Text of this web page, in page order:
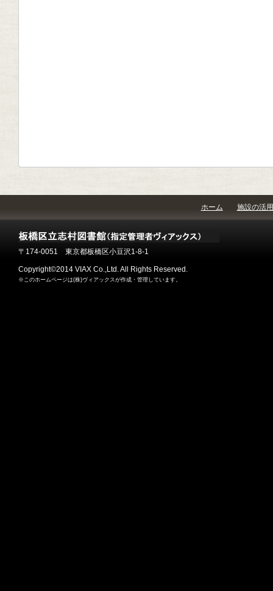
ホーム 施設の活用
〒174-0051 東京都板橋区小豆沢1-8-1
Copyright©2014 VIAX Co.,Ltd. All Rights Reserved.
※このホームページは(株)ヴィアックスが作成・管理しています。